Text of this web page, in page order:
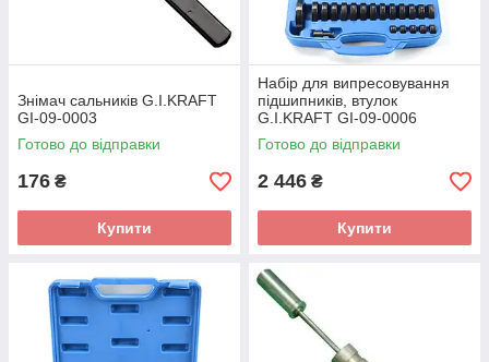
Знімач сальників G.I.KRAFT
GI-09-0003
Готово до відправки
176 ₴
Купити
Набір для випресовування
підшипників, втулок
G.I.KRAFT GI-09-0006
Готово до відправки
2 446 ₴
Купити